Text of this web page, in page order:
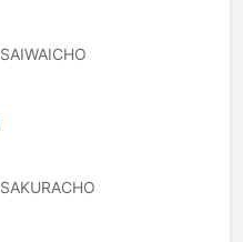
SAIWAICHO
SAKURACHO